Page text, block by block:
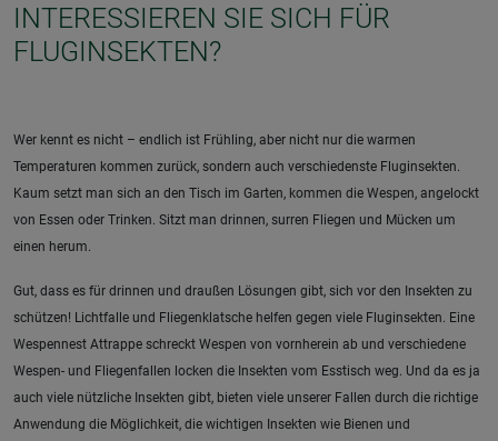
INTERESSIEREN SIE SICH FÜR
FLUGINSEKTEN?
Wer kennt es nicht – endlich ist Frühling, aber nicht nur die warmen
Temperaturen kommen zurück, sondern auch verschiedenste Fluginsekten.
Kaum setzt man sich an den Tisch im Garten, kommen die Wespen, angelockt
von Essen oder Trinken. Sitzt man drinnen, surren Fliegen und Mücken um
einen herum.
Gut, dass es für drinnen und draußen Lösungen gibt, sich vor den Insekten zu
schützen! Lichtfalle und Fliegenklatsche helfen gegen viele Fluginsekten. Eine
Wespennest Attrappe schreckt Wespen von vornherein ab und verschiedene
Wespen- und Fliegenfallen locken die Insekten vom Esstisch weg. Und da es ja
auch viele nützliche Insekten gibt, bieten viele unserer Fallen durch die richtige
Anwendung die Möglichkeit, die wichtigen Insekten wie Bienen und